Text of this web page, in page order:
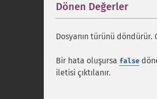
Dönen Değerler
Dosyanın türünü
Bir hata oluşursa false
iletisi çıktılanır.